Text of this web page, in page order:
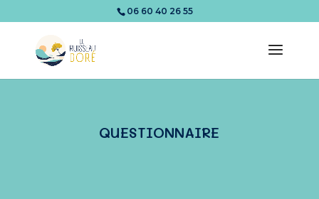
06 60 40 26 55
QUESTIONNAIRE